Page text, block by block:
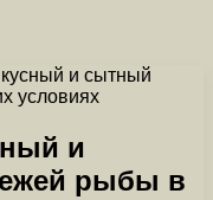
и сытный
условиях
и
рыбы в